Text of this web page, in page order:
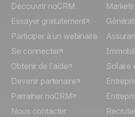
Découvrir noCRM
Essayer gratuitement
Participer à un webinaire
Se connecter
Obtenir de l’aide
Devenir partenaire
Parrainer noCRM
Nous contacter
Solaire